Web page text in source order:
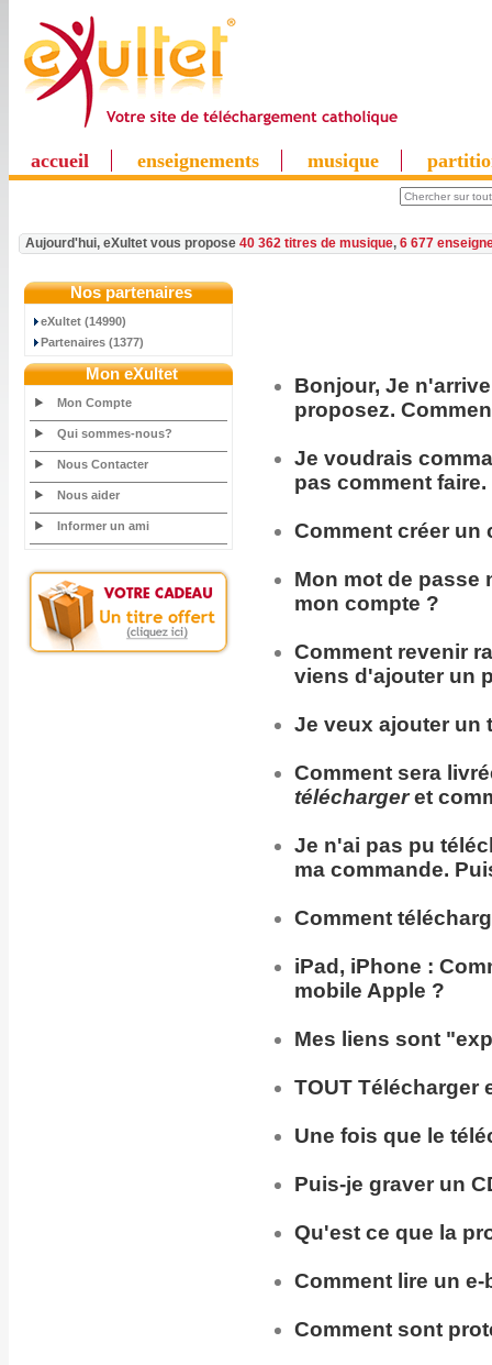
accueil enseignements musique
Aujourd'hui, eXultet vous propose 40 362 titres de musique, 6 677
Nos partenaires
eXultet (14990)
Partenaires (1377)
Mon eXultet
Mon Compte
Qui sommes-nous?
Nous Contacter
Nous aider
Informer un ami
Bonjour, Je
proposez.
Je voudrais
pas comment faire.
Comment créer un
Mon mot de passe
mon compte ?
Comment revenir
viens d'ajouter un
Je veux ajouter un
Comment sera
téléchargeret
Je n'ai pas pu
ma commande.
Comment
iPad, iPhone :
mobile Apple ?
Mes liens sont
TOUT Télécharger
Une fois que le
Puis-je graver un
Qu'est ce que la
Comment lire un
Comment sont